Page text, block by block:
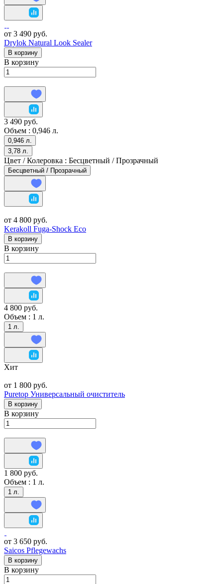
от 3 490 руб.
Drylok Natural Look Sealer
В корзину
В корзину
3 490 руб.
Объем : 0,946 л.
0,946 л.
3,78 л.
Цвет / Колеровка : Бесцветный / Прозрачный
Бесцветный / Прозрачный
от 4 800 руб.
Kerakoll Fuga-Shock Eco
В корзину
В корзину
4 800 руб.
Объем : 1 л.
1 л.
Хит
от 1 800 руб.
Puretop Универсальный очиститель
В корзину
В корзину
1 800 руб.
Объем : 1 л.
1 л.
от 3 650 руб.
Saicos Pflegewachs
В корзину
В корзину